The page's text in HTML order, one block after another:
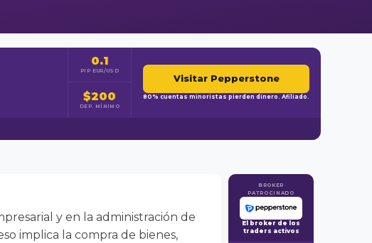
0.1
PIP EUR/USD
$200
DEP. MÍNIMO
Visitar Pepperstone
80% cuentas minoristas pierden dinero. Afiliado.
y en la administración de
implica la compra de bienes,
BROKER
PATROCINADO
El broker de los
traders activos